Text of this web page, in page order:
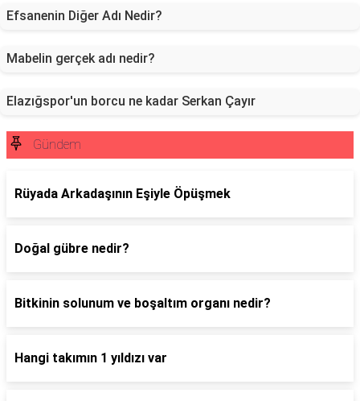
Efsanenin Diğer Adı Nedir?
Mabelin gerçek adı nedir?
Elazığspor'un borcu ne kadar Serkan Çayır
Gündem
Rüyada Arkadaşının Eşiyle Öpüşmek
Doğal gübre nedir?
Bitkinin solunum ve boşaltım organı nedir?
Hangi takımın 1 yıldızı var